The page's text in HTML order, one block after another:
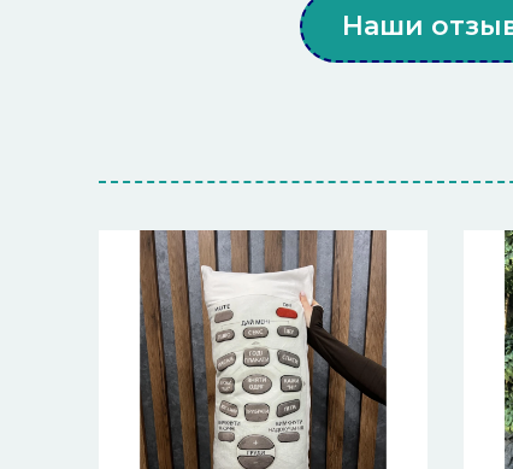
Наши